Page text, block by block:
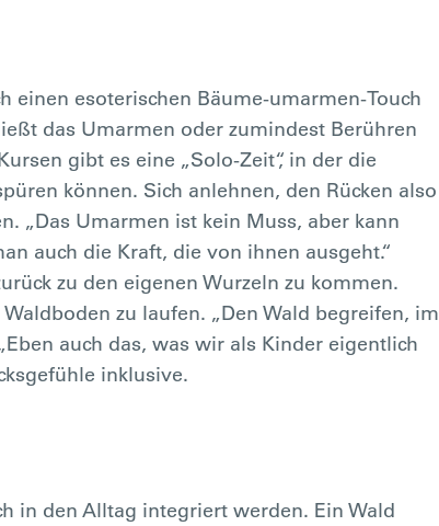
einen esoterischen Bäume-umarmen-Touch
das Umarmen oder zumindest Berühren
gibt es eine „Solo-Zeit“, in der die
können. Sich anlehnen, den Rücken also
„Das Umarmen ist kein Muss, aber kann
auch die Kraft, die von ihnen ausgeht.“
zu den eigenen Wurzeln zu kommen.
zu laufen. „Den Wald begreifen, im
auch das, was wir als Kinder eigentlich
inklusive.
in den Alltag integriert werden. Ein Wald